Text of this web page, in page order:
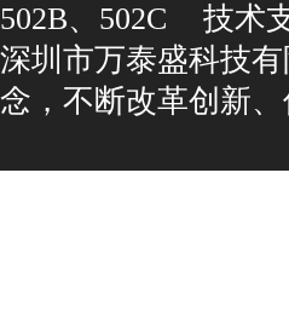
502B、502C
技术
深圳市万泰盛科技
念，不断改革创新